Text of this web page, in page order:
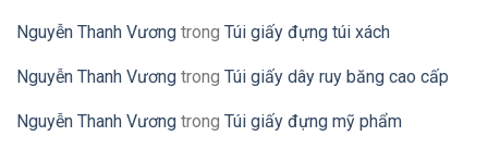
Nguyễn Thanh Vương trong Túi giấy đựng túi xách
Nguyễn Thanh Vương trong Túi giấy dây ruy băng cao cấp
Nguyễn Thanh Vương trong Túi giấy đựng mỹ phẩm